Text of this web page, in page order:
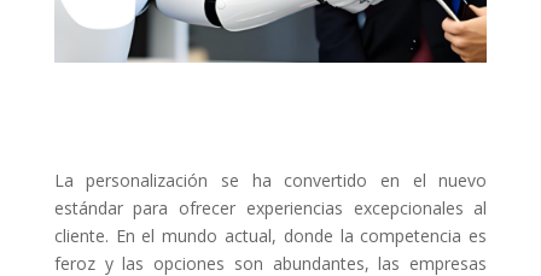
La personalización se ha convertido en el nuevo
estándar para ofrecer experiencias excepcionales al
cliente. En el mundo actual, donde la competencia es
feroz y las opciones son abundantes, las empresas